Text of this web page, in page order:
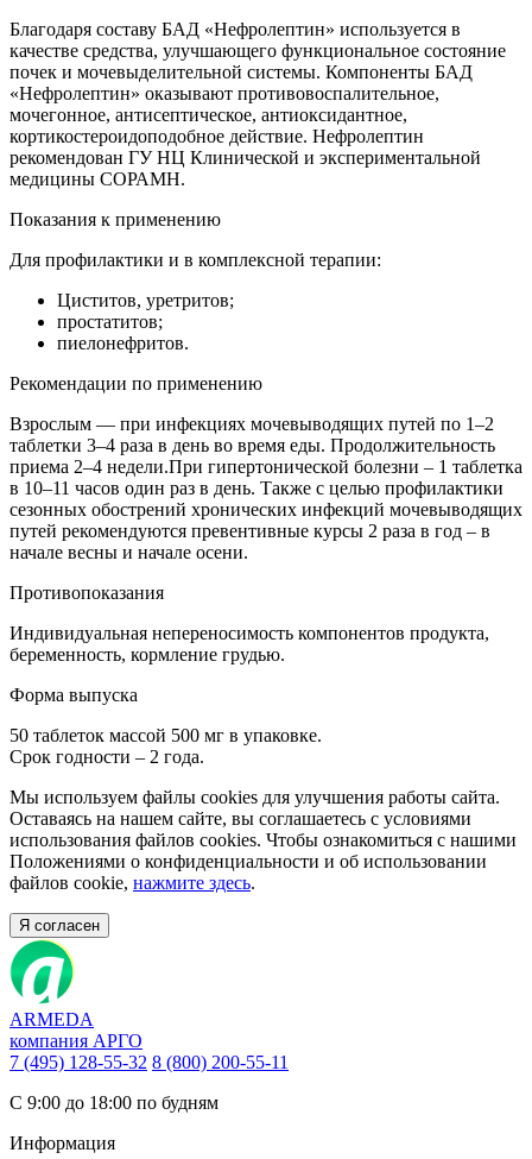
Благодаря составу БАД «Нефролептин» используется в
качестве средства, улучшающего функциональное состояние
почек и мочевыделительной системы. Компоненты БАД
«Нефролептин» оказывают противовоспалительное,
мочегонное, антисептическое, антиоксидантное,
кортикостероидоподобное действие. Нефролептин
рекомендован ГУ НЦ Клинической и экспериментальной
медицины СОРАМН.
Показания к применению
Для профилактики и в комплексной терапии:
Циститов, уретритов;
простатитов;
пиелонефритов.
Рекомендации по применению
Взрослым — при инфекциях мочевыводящих путей по 1–2
таблетки 3–4 раза в день во время еды. Продолжительность
приема 2–4 недели.При гипертонической болезни – 1 таблетка
в 10–11 часов один раз в день. Также с целью профилактики
сезонных обострений хронических инфекций мочевыводящих
путей рекомендуются превентивные курсы 2 раза в год – в
начале весны и начале осени.
Противопоказания
Индивидуальная непереносимость компонентов продукта,
беременность, кормление грудью.
Форма выпуска
50 таблеток массой 500 мг в упаковке.
Срок годности – 2 года.
Мы используем файлы cookies для улучшения работы сайта.
Оставаясь на нашем сайте, вы соглашаетесь с условиями
использования файлов cookies. Чтобы ознакомиться с нашими
Положениями о конфиденциальности и об использовании
файлов cookie, нажмите здесь.
Я согласен
ARMEDA
компания АРГО
7 (495) 128-55-32 8 (800) 200-55-11
С 9:00 до 18:00 по будням
Информация